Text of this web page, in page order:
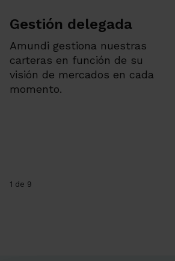
Gestión delegada
Amundi gestiona nuestras
carteras en función de su
visión de mercados en cada
momento.
1 de 9